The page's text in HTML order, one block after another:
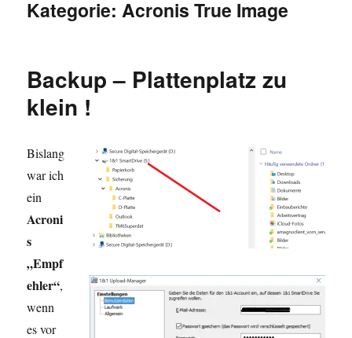
Kategorie:Acronis True Image
Backup – Plattenplatz zu
klein !
Bislang
war ich
ein
Acroni
s
„Empf
ehler“,
wenn
es vor